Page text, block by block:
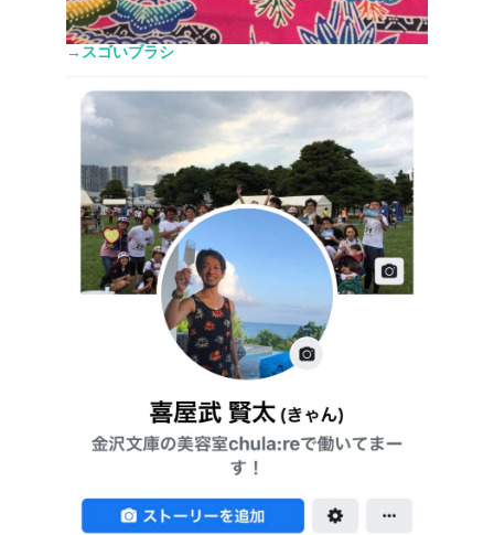
→スゴいブラシ